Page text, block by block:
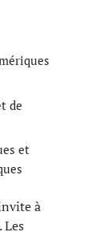
de
et
à